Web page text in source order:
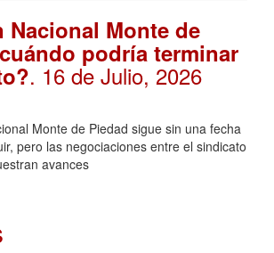
Nacional Monte de
podría terminar
. 16 de Julio, 2026
Monte de Piedad sigue sin una fecha
pero las negociaciones entre el sindicato
avances